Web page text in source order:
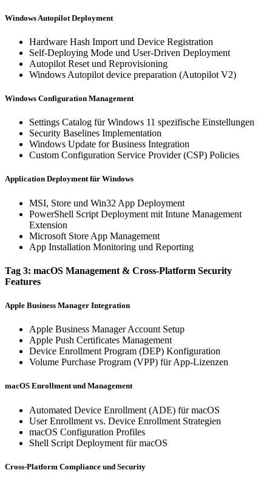
Windows Autopilot Deployment
Hardware Hash Import und Device Registration
Self-Deploying Mode und User-Driven Deployment
Autopilot Reset und Reprovisioning
Windows Autopilot device preparation (Autopilot V2)
Windows Configuration Management
Settings Catalog für Windows 11 spezifische Einstellungen
Security Baselines Implementation
Windows Update for Business Integration
Custom Configuration Service Provider (CSP) Policies
Application Deployment für Windows
MSI, Store und Win32 App Deployment
PowerShell Script Deployment mit Intune Management
Extension
Microsoft Store App Management
App Installation Monitoring und Reporting
Tag 3: macOS Management & Cross-Platform Security
Features
Apple Business Manager Integration
Apple Business Manager Account Setup
Apple Push Certificates Management
Device Enrollment Program (DEP) Konfiguration
Volume Purchase Program (VPP) für App-Lizenzen
macOS Enrollment und Management
Automated Device Enrollment (ADE) für macOS
User Enrollment vs. Device Enrollment Strategien
macOS Configuration Profiles
Shell Script Deployment für macOS
Cross-Platform Compliance und Security